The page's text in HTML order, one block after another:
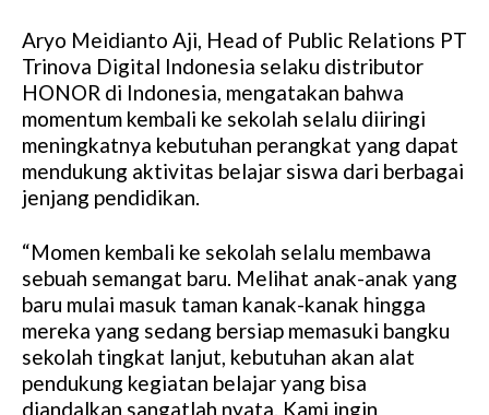
Aryo Meidianto Aji, Head of Public Relations PT
Trinova Digital Indonesia selaku distributor
HONOR di Indonesia, mengatakan bahwa
momentum kembali ke sekolah selalu diiringi
meningkatnya kebutuhan perangkat yang dapat
mendukung aktivitas belajar siswa dari berbagai
jenjang pendidikan.
“Momen kembali ke sekolah selalu membawa
sebuah semangat baru. Melihat anak-anak yang
baru mulai masuk taman kanak-kanak hingga
mereka yang sedang bersiap memasuki bangku
sekolah tingkat lanjut, kebutuhan akan alat
pendukung kegiatan belajar yang bisa
diandalkan sangatlah nyata. Kami ingin